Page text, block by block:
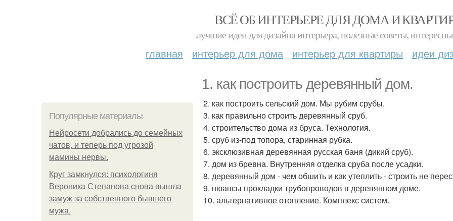
ВСЁ ОБ ИНТЕРЬЕРЕ ДЛЯ ДОМА И
лучшие идеи для дизайна интерьера, полезные советы,
главная интерьер для дома интерьер для квартиры идеи
1. как построить деревянный дом.
Популярные материалы
Нейросети добрались до семейных
чатов, и теперь под угрозой
мамины нервы.
Круг замкнулся: психологиня
Вероника Степанова снова вышла
замуж за собственного бывшего
мужа.
2. как построить сельский дом. Мы рубим срубы.
3. как правильно строить деревянный сруб.
4. строительство дома из бруса. Технология.
5. сруб из-под топора, старинная рубка.
6. эксклюзивная деревянная русская баня (дикий сруб).
7. дом из бревна. Внутренняя отделка сруба после усадки.
8. деревянный дом - чем обшить и как утеплить - строить не
9. нюансы прокладки трубопроводов в деревянном доме.
10. альтернативное отопление. Комплекс систем.